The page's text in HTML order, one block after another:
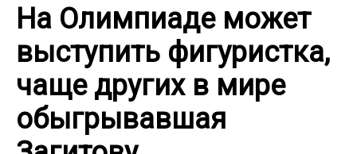
На Олимпиаде может
выступить фигуристка,
чаще других в мире
обыгрывавшая